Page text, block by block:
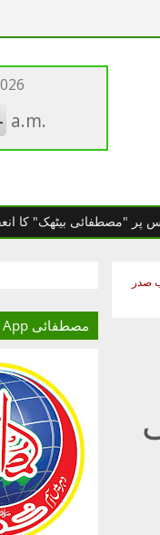
بیٹھک" کا انعقاد
صدر
مصطفائی App